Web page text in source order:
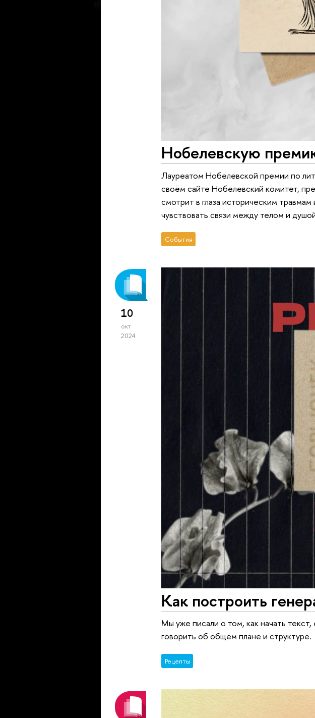
Нобелевскую
Лауреатом Нобелевской премии по
своём сайте Нобелевский комитет,
смотрит в глаза историческим
чувствовать связи между телом и
События
10
окт
2024
Как построить
Мы уже писали о том, как начать
говорить об общем плане и структуре.
Рецепты